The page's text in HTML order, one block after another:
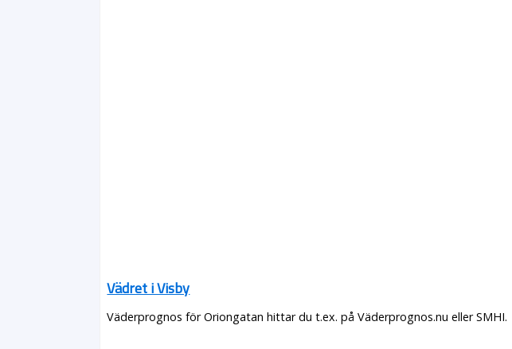
Vädret i Visby
Väderprognos för Oriongatan hittar du t.ex. på Väderprognos.nu eller SMHI.